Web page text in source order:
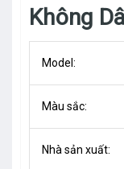
Không
Model:
Màu sắc:
Nhà sản xuất: